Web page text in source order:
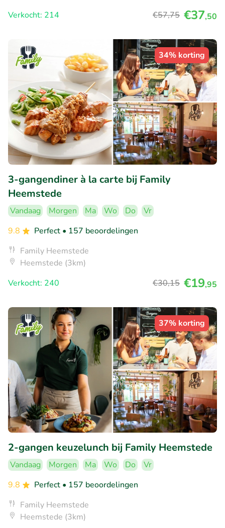
Verkocht: 214
€57,75 €37,50
34% korting
3-gangendiner à la carte bij Family
Heemstede
Vandaag Morgen Ma Wo Do
Vr
9.8
Perfect • 157 beoordelingen
Family Heemstede
Heemstede (3km)
Verkocht: 240
€30,15 €19,95
37% korting
2-gangen keuzelunch bij Family Heemstede
Vandaag Morgen Ma Wo Do
Vr
9.8
Perfect • 157 beoordelingen
Family Heemstede
Heemstede (3km)